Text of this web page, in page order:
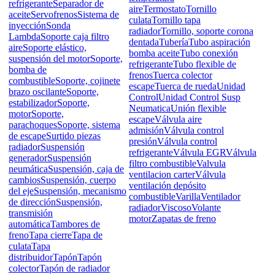
refrigeranteSeparador de
aceiteServofrenosSistema de
inyecciónSonda
LambdaSoporte caja filtro
aireSoporte elástico,
suspensión del motorSoporte,
bomba de
combustibleSoporte, cojinete
brazo oscilanteSoporte,
estabilizadorSoporte,
motorSoporte,
parachoquesSoporte, sistema
de escapeSurtido piezas
radiadorSuspensión
generadorSuspensión
neumáticaSuspensión, caja de
cambiosSuspensión, cuerpo
del ejeSuspensión, mecanismo
de direcciónSuspensión,
transmisión
automáticaTambores de
frenoTapa cierreTapa de
culataTapa
distribuidorTapónTapón
colectorTapón de radiador
aireTermostatoTornillo
culataTornillo tapa
radiadorTornillo, soporte corona
dentadaTuberíaTubo aspiración
bomba aceiteTubo conexión
refrigeranteTubo flexible de
frenosTuerca colector
escapeTuerca de ruedaUnidad
ControlUnidad Control Susp
NeumaticaUnión flexible
escapeVálvula aire
admisiónVálvula control
presiónVálvula control
refrigeranteVálvula EGRVálvula
filtro combustibleValvula
ventilacion carterVálvula
ventilación depósito
combustibleVarillaVentilador
radiadorViscosoVolante
motorZapatas de freno